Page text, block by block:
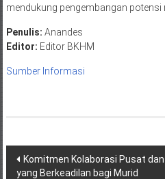
mendukung pengembangan
Penulis: Anandes
Editor: Editor BKHM
Sumber Informasi
Post
Komitmen Kolaborasi Pusat
yang Berkeadilan bagi Murid